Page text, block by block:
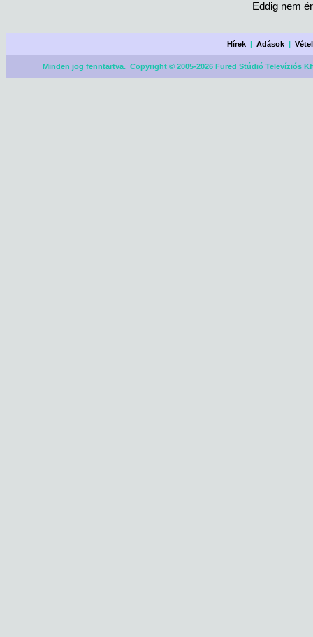
Eddig nem
Hírek |Adások |
Minden jog fenntartva. Copyright © 2005-2026 Füred Stúdió Televíziós